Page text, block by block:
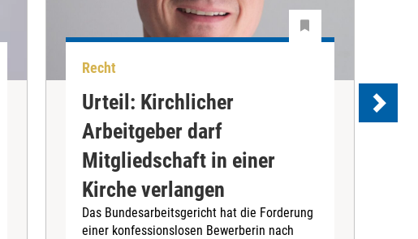
Recht
Urteil: Kirchlicher
Arbeitgeber darf
Mitgliedschaft in einer
Kirche verlangen
Das Bundesarbeitsgericht hat die Forderung
einer konfessionslosen Bewerberin nach